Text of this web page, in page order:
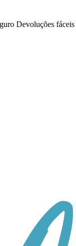
Devoluções fáceis